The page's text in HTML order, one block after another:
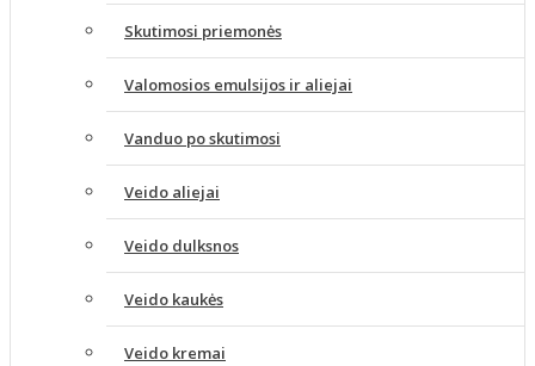
Skutimosi priemonės
Valomosios emulsijos ir aliejai
Vanduo po skutimosi
Veido aliejai
Veido dulksnos
Veido kaukės
Veido kremai